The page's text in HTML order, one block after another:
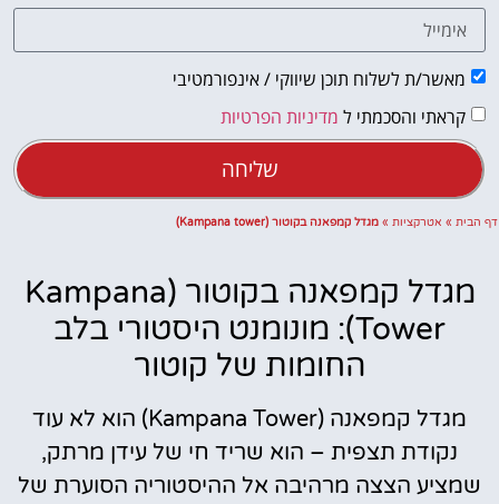
מאשר/ת לשלוח תוכן שיווקי / אינפורמטיבי
קראתי והסכמתי ל מדיניות הפרטיות
שליחה
דף הבית » אטרקציות » מגדל קמפאנה בקוטור (Kampana tower)
מגדל קמפאנה בקוטור (Kampana
Tower): מונומנט היסטורי בלב
החומות של קוטור
מגדל קמפאנה (Kampana Tower) הוא לא עוד
נקודת תצפית – הוא שריד חי של עידן מרתק,
שמציע הצצה מרהיבה אל ההיסטוריה הסוערת של